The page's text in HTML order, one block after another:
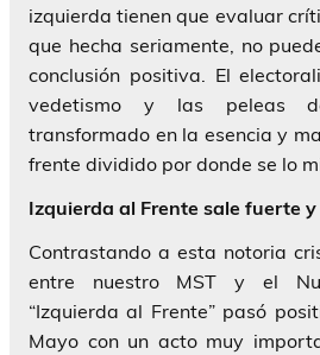
izquierda tienen que evaluar
que hecha seriamente, no
conclusión positiva. El
vedetismo y las peleas
transformado en la esencia y
frente dividido por donde se lo
Izquierda al Frente sale fuerte
Contrastando a esta notoria
entre nuestro MST y el
“Izquierda al Frente” pasó
Mayo con un acto muy